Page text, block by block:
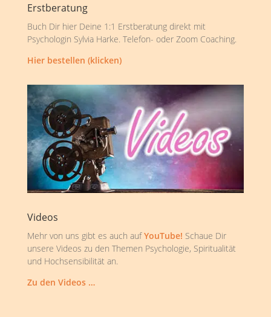
Erstberatung
Buch Dir hier Deine 1:1 Erstberatung direkt mit
Psychologin Sylvia Harke. Telefon- oder Zoom Coaching.
Hier bestellen (klicken)
Videos
Mehr von uns gibt es auch aufYouTube! Schaue Dir
unsere Videos zu den Themen Psychologie, Spiritualität
und Hochsensibilität an.
Zu den Videos …